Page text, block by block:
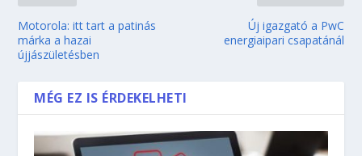
Motorola: itt tart a patinás
márka a hazai
újjászületésben
Új igazgató a PwC
energiaipari csapatánál
MÉG EZ IS ÉRDEKELHETI